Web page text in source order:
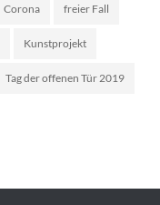
Corona freier Fall
Kunstprojekt
Tag der offenen Tür 2019